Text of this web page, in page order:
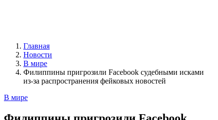
Главная
Новости
В мире
Филиппины пригрозили Facebook судебными исками
из-за распространения фейковых новостей
В мире